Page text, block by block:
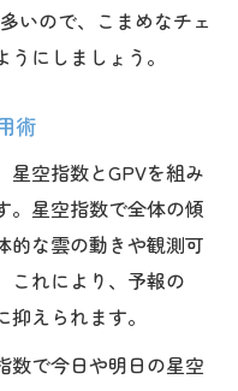
いので、こまめなチェ
にしましょう。
術
星空指数とGPVを組み
。星空指数で全体の傾
的な雲の動きや観測可
これにより、予報の
えられます。
数で今日や明日の星空